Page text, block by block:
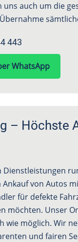
auch um die
443
WhatsApp
– Höchste
von Autos
für defekte
möchten. Unser
wie möglich. Wir
und fairen